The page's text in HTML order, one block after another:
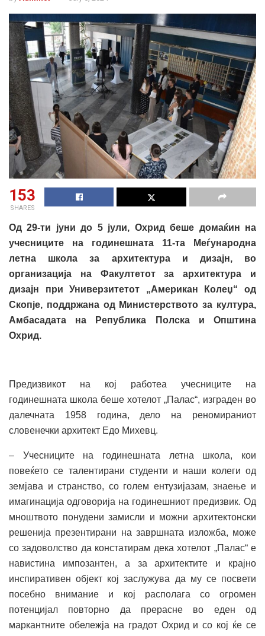
153
SHARES
Од 29-ти јуни до 5 јули, Охрид беше домаќин на
учесниците на годинешната 11-та Меѓународна
летна школа за архитектура и дизајн, во
организација на Факултетот за архитектура и
дизајн при Универзитетот „Американ Колеџ“ од
Скопје, поддржана од Министерството за култура,
Амбасадата на Република Полска и Општина
Охрид.
Предизвикот на кој работеа учесниците на
годинешната школа беше хотелот „Палас“, изграден во
далечната 1958 година, дело на реномираниот
словенечки архитект Едо Михевц.
– Учесниците на годинешната летна школа, кои
повеќето се талентирани студенти и наши колеги од
земјава и странство, со голем ентузијазам, знаење и
имагинација одговорија на годинешниот предизвик. Од
мноштвото понудени замисли и можни архитектонски
решенија презентирани на завршната изложба, може
со задоволство да констатирам дека хотелот „Палас“ е
навистина импозантен, а за архитектите и крајно
инспиративен објект кој заслужува да му се посвети
посебно внимание и кој располага со огромен
потенцијал повторно да прерасне во еден од
маркантните обележја на градот Охрид и со кој ќе се